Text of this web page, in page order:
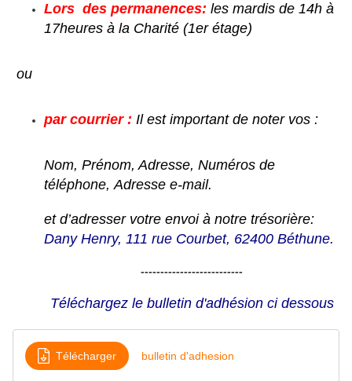
Lors des permanences: les mardis de 14h à
17heures à la Charité (1er étage)
ou
par courrier : Il est important de noter vos :
Nom, Prénom, Adresse, Numéros de
téléphone, Adresse e-mail.
et d’adresser votre envoi à notre trésorière:
Dany Henry, 111 rue Courbet, 62400 Béthune.
--------------------------
Téléchargez le bulletin d'adhésion ci dessous
Télécharger bulletin d'adhesion